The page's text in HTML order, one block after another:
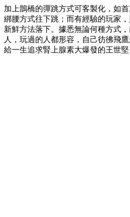
加上鵲橋的彈跳方式可客製化，如
綁腰方式往下跳；而有經驗的玩家
新鮮方法落下。據悉無論何種方式
人，玩過的人都形容，自己彷彿飛
給一生追求腎上腺素大爆發的王世堅